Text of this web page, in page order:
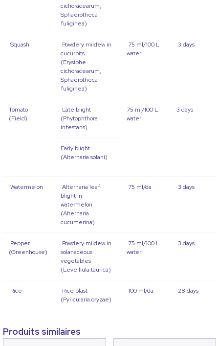
cichoracearum,
Sphaerotheca
fuliginea)
Squash
Powdery mildew in
cucurbits
(Erysiphe
cichoracearum,
Sphaerotheca
fuliginea)
75 ml/100 L
water
3 days
Tomato
(Field)
Late blight
(Phytophthora
infestans)
75 ml/100 L
water
3 days
Early blight
(Alternaria solani)
Watermelon
Alternaria leaf
blight in
watermelon
(Alternaria
cucumerina)
75 ml/da 3 days
Pepper
(Greenhouse)
Powdery mildew in
solanaceous
vegetables
(Leveillula taurica)
75 ml/100 L
water
3 days
Rice
Rice blast
(Pyricularia oryzae)
100 ml/da 28 days
Produits similaires